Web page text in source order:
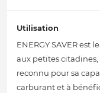
Utilisation
ENERGY SAVER est
aux petites
reconnu pour sa
carburant et à